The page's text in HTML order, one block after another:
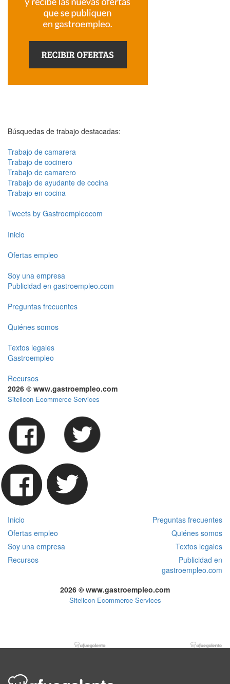
Búsquedas de trabajo destacadas:
Trabajo de camarera
Trabajo de cocinero
Trabajo de camarero
Trabajo de ayudante de cocina
Trabajo en cocina
Tweets by Gastroempleocom
Inicio
Ofertas empleo
Soy una empresa
Publicidad en gastroempleo.com
Preguntas frecuentes
Quiénes somos
Textos legales
Gastroempleo
Recursos
2026 © www.gastroempleo.com
Sitelicon Ecommerce Services
Inicio
Preguntas frecuentes
Ofertas empleo
Quiénes somos
Soy una empresa
Textos legales
Recursos
Publicidad en
gastroempleo.com
2026 © www.gastroempleo.com
Sitelicon Ecommerce Services